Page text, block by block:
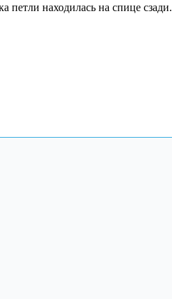
петли находилась на спице сзади.